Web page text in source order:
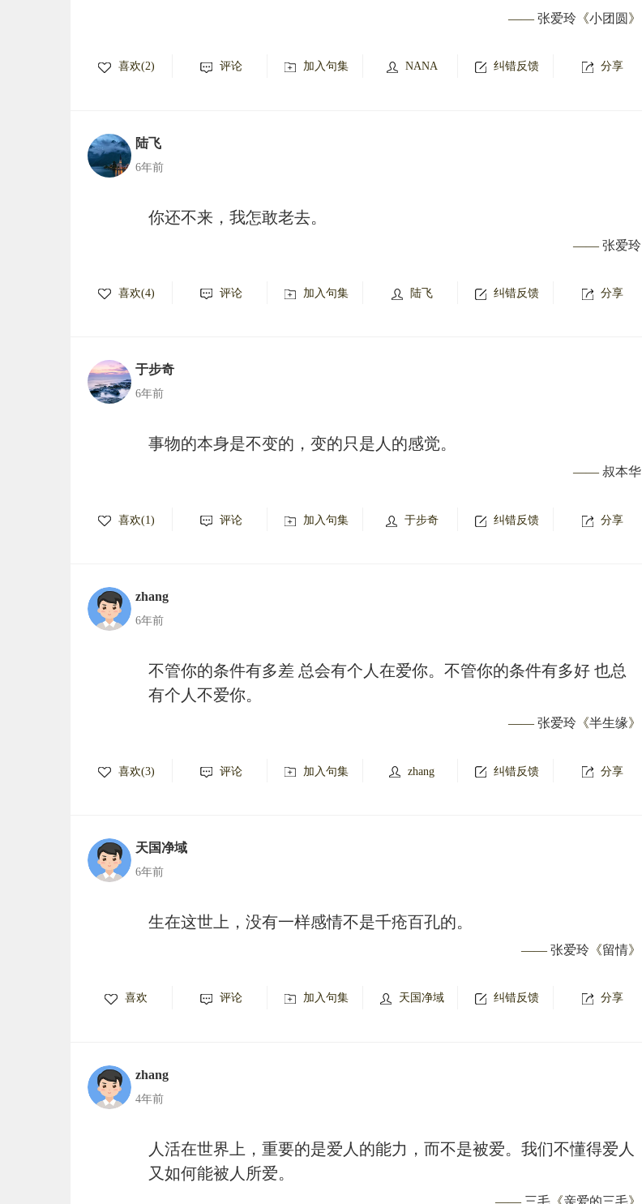
—— 张爱玲 《小团圆 》
喜欢(2) 评论 加入句集 NANA 纠错反馈 分享
陆飞
6年前
你还不来，我怎敢老去。
—— 张爱玲
喜欢(4) 评论 加入句集 陆飞 纠错反馈 分享
于步奇
6年前
事物的本身是不变的，变的只是人的感觉。
—— 叔本华
喜欢(1) 评论 加入句集 于步奇 纠错反馈 分享
zhang
6年前
不管你的条件有多差 总会有个人在爱你。不管你的条件有多好 也总
有个人不爱你。
—— 张爱玲 《半生缘》
喜欢(3) 评论 加入句集 zhang 纠错反馈 分享
天国净域
6年前
生在这世上，没有一样感情不是千疮百孔的。
—— 张爱玲 《留情》
喜欢 评论 加入句集 天国净域 纠错反馈 分享
zhang
4年前
人活在世界上，重要的是爱人的能力，而不是被爱。我们不懂得爱人
又如何能被人所爱。
—— 三毛 《亲爱的三毛》